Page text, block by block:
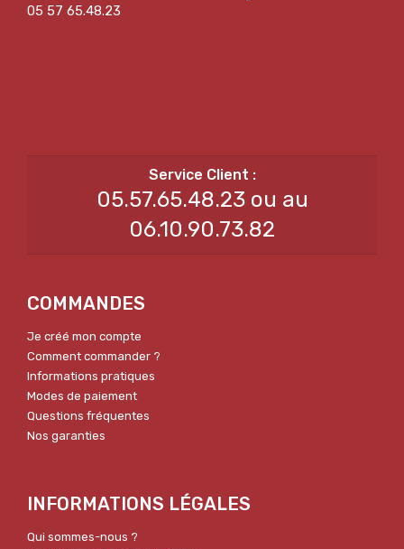
05 57 65.48.23
05.57.65.48.23 ou au
06.10.90.73.82
COMMANDES
Je créé mon compte
Comment commander ?
Informations pratiques
Modes de paiement
Questions fréquentes
Nos garanties
INFORMATIONS LÉGALES
Qui sommes-nous ?